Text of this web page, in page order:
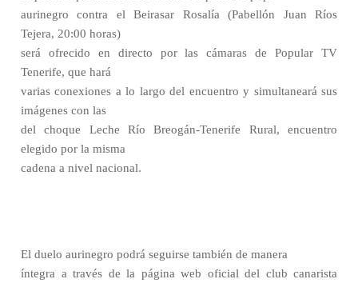
aurinegro contra el Beirasar Rosalía (Pabellón Juan Ríos
Tejera, 20:00 horas)
será ofrecido en directo por las cámaras de Popular TV
Tenerife, que hará
varias conexiones a lo largo del encuentro y simultaneará sus
imágenes con las
del choque Leche Río Breogán-Tenerife Rural, encuentro
elegido por la misma
cadena a nivel nacional.
El duelo aurinegro podrá seguirse también de manera
íntegra a través de la página web oficial del club canarista